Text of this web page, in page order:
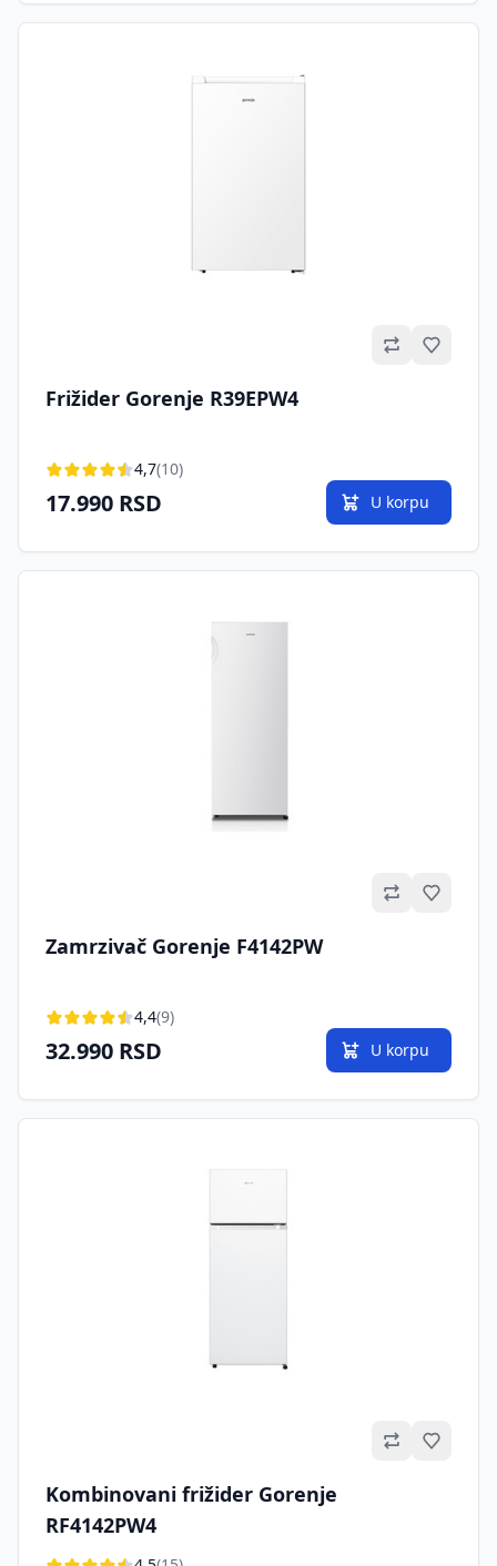
Frižider Gorenje R39EPW4
4,7(10)
17.990 RSD U korpu
Zamrzivač Gorenje F4142PW
4,4(9)
32.990 RSD U korpu
Kombinovani frižider Gorenje
RF4142PW4